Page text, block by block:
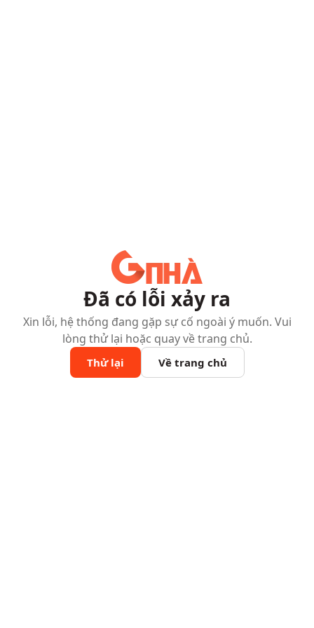
Đã có lỗi xảy ra
Xin lỗi, hệ thống đang gặp sự cố ngoài ý muốn. Vui
lòng thử lại hoặc quay về trang chủ.
Thử lại Về trang chủ